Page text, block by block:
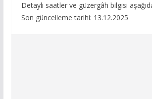
Detaylı saatler ve güzergâh bilgisi
Son güncelleme tarihi: 13.12.2025